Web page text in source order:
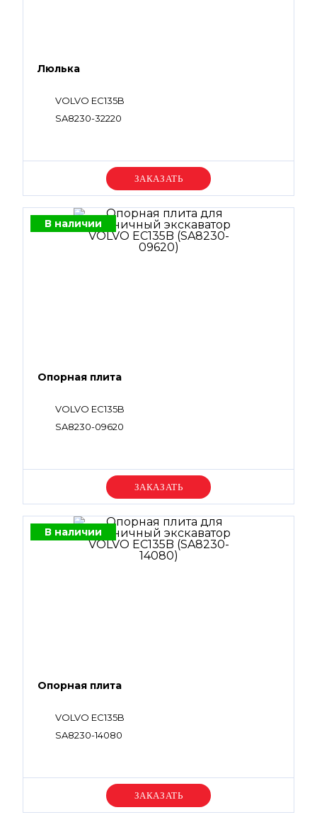
Люлька
VOLVO EC135B
SA8230-32220
Уточняйте цену
В наличии
Опорная плита
VOLVO EC135B
SA8230-09620
Уточняйте цену
В наличии
Опорная плита
VOLVO EC135B
SA8230-14080
Уточняйте цену